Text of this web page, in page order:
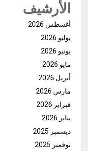
الأرشيف
أغسطس 2026
يوليو 2026
يونيو 2026
مايو 2026
أبريل 2026
مارس 2026
فبراير 2026
يناير 2026
ديسمبر 2025
نوفمبر 2025